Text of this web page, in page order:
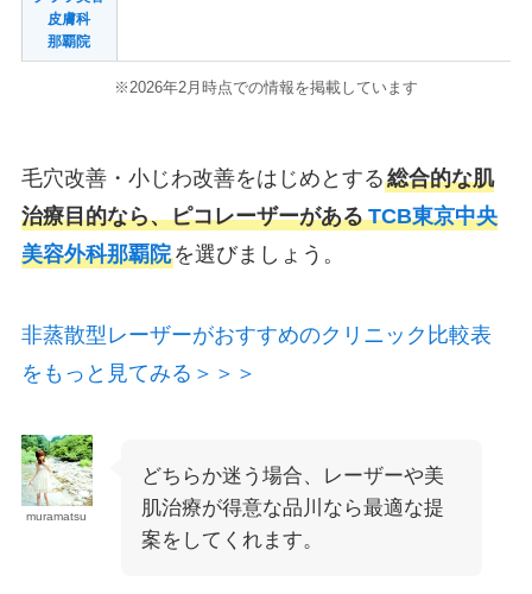
皮膚科
那覇院
※2026年2月時点での情報を掲載しています
毛穴改善・小じわ改善をはじめとする総合的な肌
治療目的なら、ピコレーザーがある TCB東京中央
美容外科那覇院を選びましょう。
非蒸散型レーザーがおすすめのクリニック比較表
をもっと見てみる＞＞＞
muramatsu
どちらか迷う場合、レーザーや美
肌治療が得意な品川なら最適な提
案をしてくれます。